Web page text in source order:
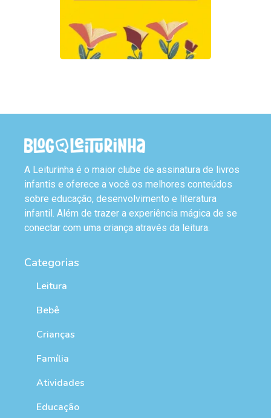
A Leiturinha é o maior clube de assinatura de livros
infantis e oferece a você os melhores conteúdos
sobre educação, desenvolvimento e literatura
infantil. Além de trazer a experiência mágica de se
conectar com uma criança através da leitura.
Categorias
Leitura
Bebê
Crianças
Família
Atividades
Educação